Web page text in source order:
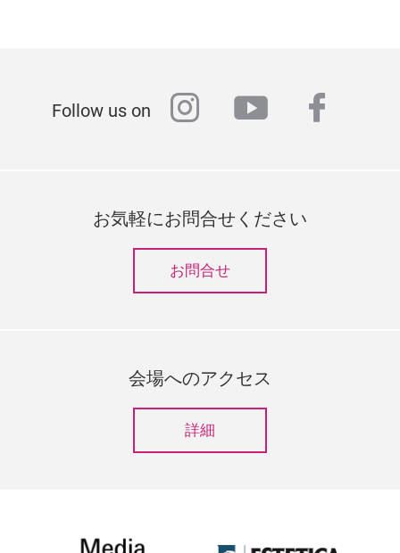
Follow us on instagram
youtube
お気軽にお問合せください
お問合せ
会場へのアクセス
詳細